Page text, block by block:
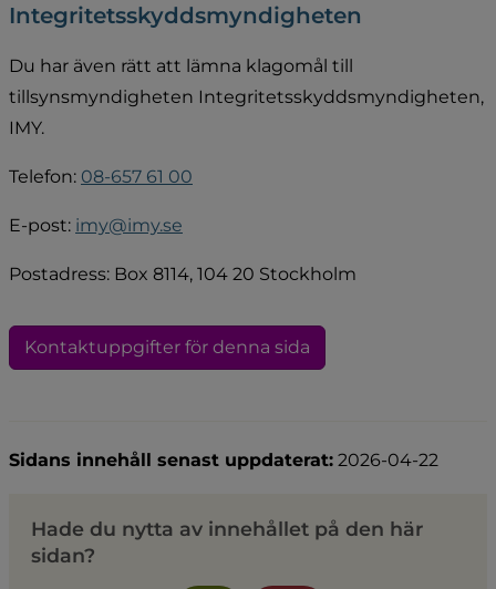
Integritetsskyddsmyndigheten
Du har även rätt att lämna klagomål till
tillsynsmyndigheten Integritetsskyddsmyndigheten,
IMY.
Telefon: 08-657 61 00
E-post: imy@imy.se
Postadress: Box 8114, 104 20 Stockholm
Kontaktuppgifter för denna sida
Sidans innehåll senast uppdaterat: 2026-04-22
Hade du nytta av innehållet på den här
sidan?